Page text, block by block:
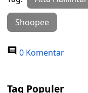
Shoopee
0 Komentar
Tag Populer